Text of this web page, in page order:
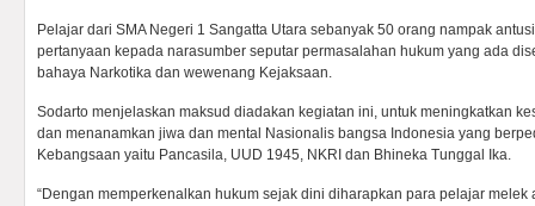
Pelajar dari SMA Negeri 1 Sangatta Utara sebanyak 50 orang nampak
pertanyaan kepada narasumber seputar permasalahan hukum yang ada
bahaya Narkotika dan wewenang Kejaksaan.
Sodarto menjelaskan maksud diadakan kegiatan ini, untuk meningkatkan
dan menanamkan jiwa dan mental Nasionalis bangsa Indonesia yang
Kebangsaan yaitu Pancasila, UUD 1945, NKRI dan Bhineka Tunggal Ika.
“Dengan memperkenalkan hukum sejak dini diharapkan para pelajar melek